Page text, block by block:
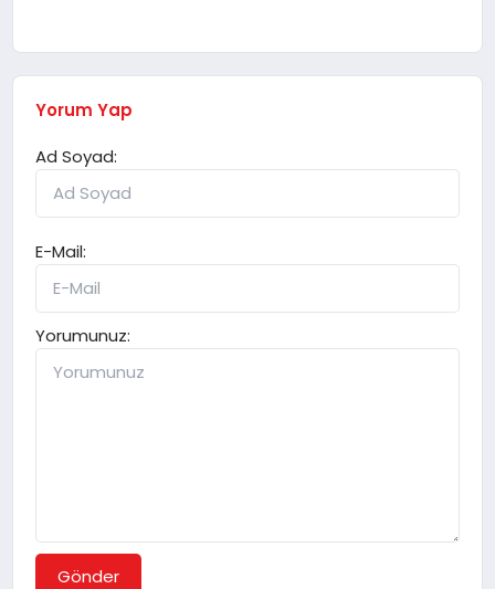
Yorum Yap
Ad Soyad:
E-Mail:
Yorumunuz:
Gönder